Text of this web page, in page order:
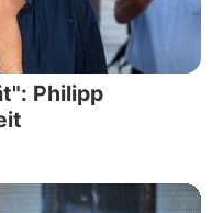
Philipp